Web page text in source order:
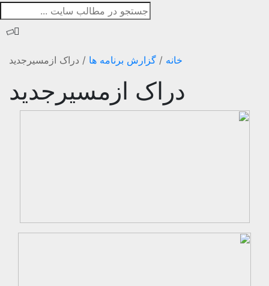
گزارش برنامه ها/دراک ازمسیرجدید
دراک ازمسیرجدید